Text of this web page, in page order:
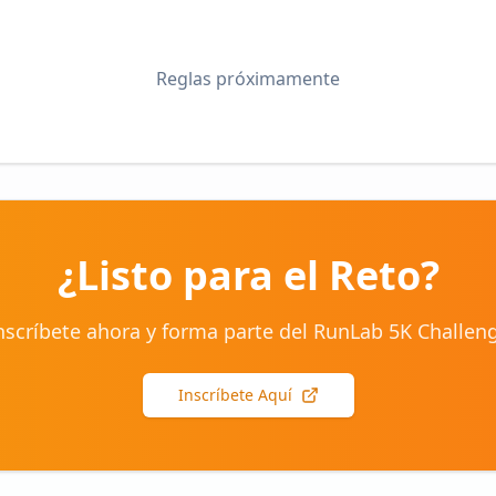
Reglas próximamente
¿Listo para el Reto?
ahora y forma parte del RunLab 5K
Inscríbete Aquí